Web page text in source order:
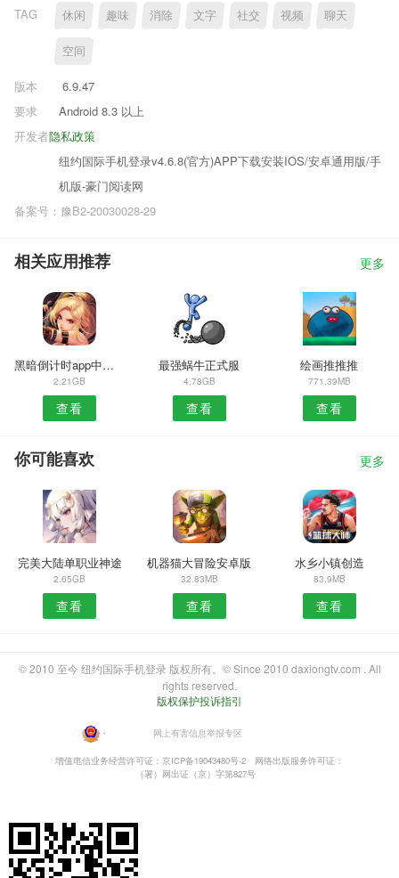
TAG 休闲 趣味 消除 文字 社交 视频 聊天
空间
版本
6.9.47
要求
Android 8.3 以上
隐私政策
开发者
纽约国际手机登录v4.6.8(官方)APP下载安装IOS/安卓通用版/手
机版-豪门阅读网
备案号：豫B2-20030028-29
相关应用推荐 更多
黑暗倒计时app中文版
2.21GB
查看
最强蜗牛正式服
4.78GB
查看
绘画推推推
771.39MB
查看
你可能喜欢 更多
完美大陆单职业神途
2.65GB
查看
机器猫大冒险安卓版
32.83MB
查看
水乡小镇创造
83.9MB
查看
© 2010 至今 纽约国际手机登录 版权所有。© Since 2010 daxiongtv.com . All
rights reserved.
版权保护投诉指引
・ 网上有害信息举报专区
增值电信业务经营许可证：京ICP备19043480号-2
网络出版服务许可证：
（署）网出证（京）字第827号